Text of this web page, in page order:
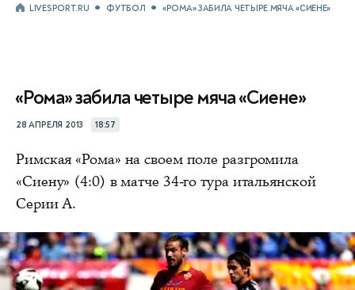
LIVESPORT.RU ФУТБОЛ «РОМА» ЗАБИЛА ЧЕТЫРЕ МЯЧА «СИЕНЕ»
«Рома» забила четыре мяча «Сиене»
28 АПРЕЛЯ 2013 18:57
Римская «Рома» на своем поле разгромила
«Сиену» (4:0) в матче 34-го тура итальянской
Серии А.